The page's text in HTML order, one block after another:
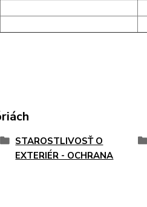
STAROSTLIVOSŤ O
EXTERIÉR - OCHRANA